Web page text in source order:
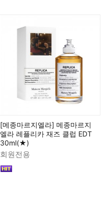
[메종마르지엘라] 메종마르지
엘라 레플리카 재즈 클럽 EDT
30ml(★)
회원전용